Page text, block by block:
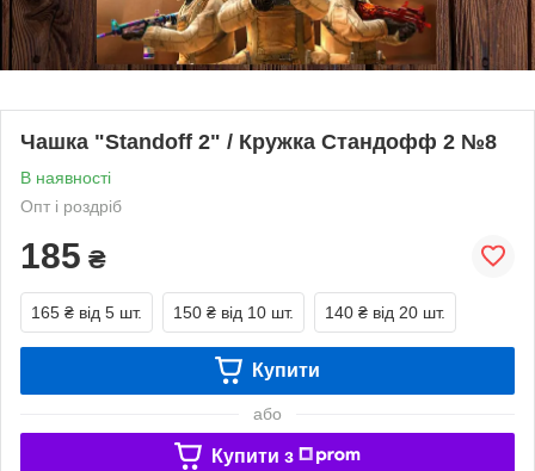
Чашка "Standoff 2" / Кружка Стандофф 2 №8
В наявності
Опт і роздріб
185 ₴
165 ₴ від 5 шт. 150 ₴ від 10 шт. 140 ₴ від 20 шт.
Купити
або
Купити з